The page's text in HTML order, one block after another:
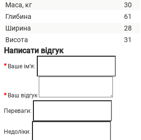
Маса, кг
30
Глибина
61
Ширина
28
Висота
31
Написати відгук
Ваше ім’я:
Ваш відгук
Переваги:
Недоліки: